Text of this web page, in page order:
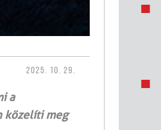
2025. 10. 29.
a
közelíti meg